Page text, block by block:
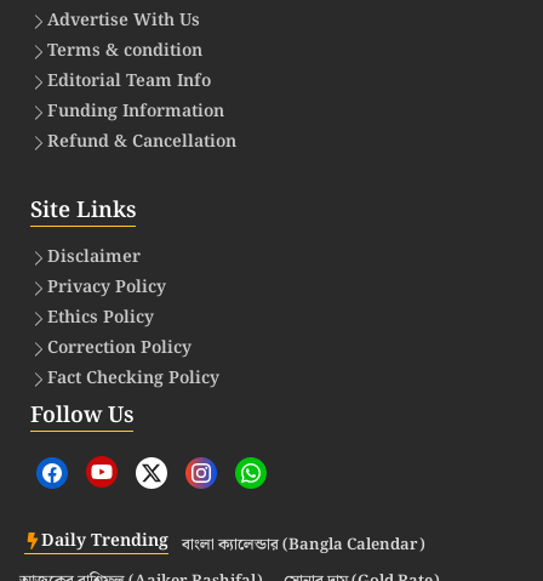
Advertise With Us
Terms & condition
Editorial Team Info
Funding Information
Refund & Cancellation
Site Links
Disclaimer
Privacy Policy
Ethics Policy
Correction Policy
Fact Checking Policy
Follow Us
Daily Trending বাংলা ক্যালেন্ডার (Bangla Calendar)